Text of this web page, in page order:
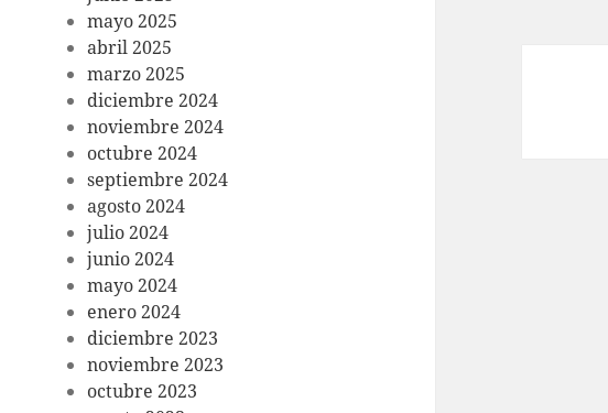
mayo 2025
abril 2025
marzo 2025
diciembre 2024
noviembre 2024
octubre 2024
septiembre 2024
agosto 2024
julio 2024
junio 2024
mayo 2024
enero 2024
diciembre 2023
noviembre 2023
octubre 2023